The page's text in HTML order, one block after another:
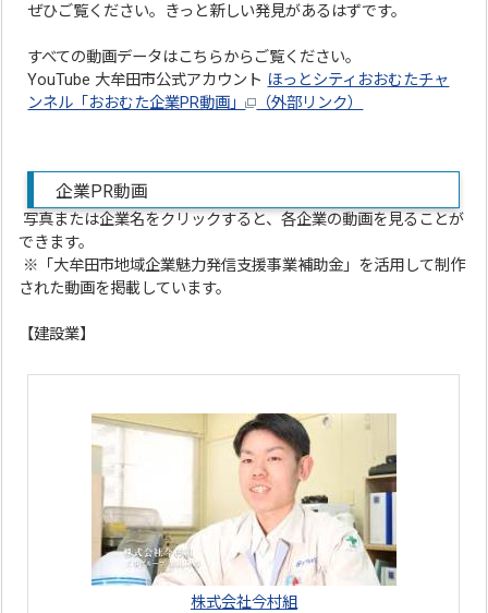
ぜひご覧ください。きっと新しい発見があるはずです。
すべての動画データはこちらからご覧ください。
YouTube 大牟田市公式アカウント ほっとシティおおむたチャ
ンネル「おおむた企業PR動画」
（外部リンク）
企業PR動画
写真または企業名をクリックすると、各企業の動画を見ることが
できます。
※「大牟田市地域企業魅力発信支援事業補助金」を活用して制作
された動画を掲載しています。
【建設業】
株式会社今村組